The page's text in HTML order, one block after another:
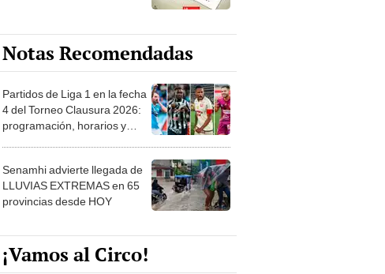
Notas Recomendadas
Partidos de Liga 1 en la fecha
4 del Torneo Clausura 2026:
programación, horarios y
Senamhi advierte llegada de
LLUVIAS EXTREMAS en 65
provincias desde HOY
¡Vamos al Circo!